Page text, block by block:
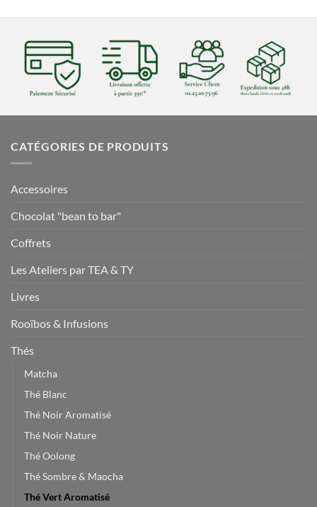
CATÉGORIES DE PRODUITS
Accessoires
Chocolat "bean to bar"
Coffrets
Les Ateliers par TEA & TY
Livres
Rooïbos & Infusions
Thés
Matcha
Thé Blanc
Thé Noir Aromatisé
Thé Noir Nature
Thé Oolong
Thé Sombre & Maocha
Thé Vert Aromatisé